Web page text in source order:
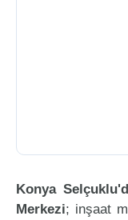
Konya
Merkezi; inşaat